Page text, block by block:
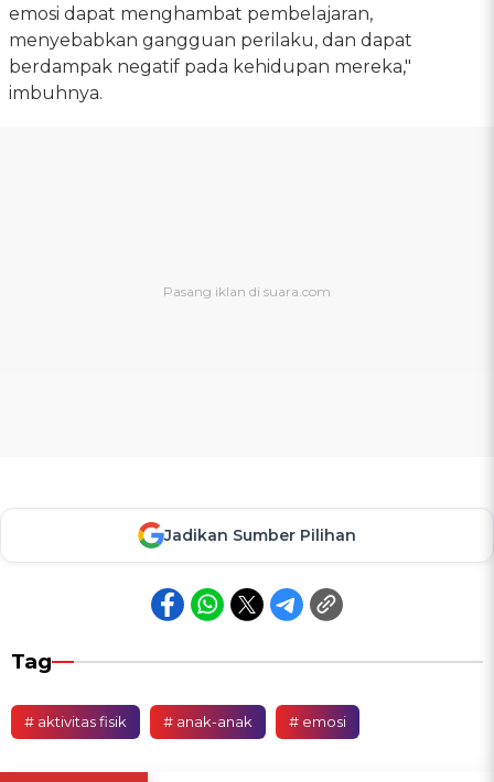
emosi dapat menghambat pembelajaran,
menyebabkan gangguan perilaku, dan dapat
berdampak negatif pada kehidupan mereka,"
imbuhnya.
Jadikan Sumber Pilihan
Tag
# aktivitas fisik # anak-anak # emosi